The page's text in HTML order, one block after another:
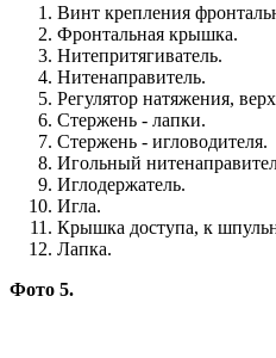
Винт крепления
Фронтальная крышка.
Нитепритягиватель.
Нитенаправитель.
Регулятор натяжения,
Стержень - лапки.
Стержень - игловодителя.
Игольный
Иглодержатель.
Игла.
Крышка доступа, к
Лапка.
Фото 5.